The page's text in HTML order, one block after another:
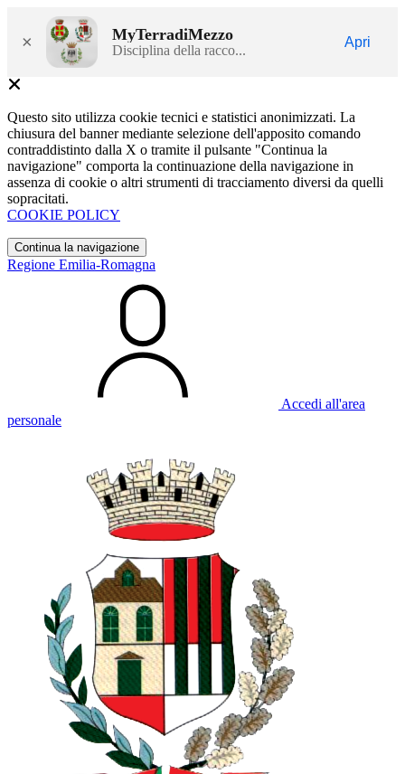
× MyTerradiMezzo
Disciplina della racco...
Apri
Questo sito utilizza cookie tecnici e statistici anonimizzati. La
chiusura del banner mediante selezione dell'apposito comando
contraddistinto dalla X o tramite il pulsante "Continua la
navigazione" comporta la continuazione della navigazione in
assenza di cookie o altri strumenti di tracciamento diversi da quelli
sopracitati.
COOKIE POLICY
Continua la navigazione
Regione Emilia-Romagna
Accedi all'area
personale